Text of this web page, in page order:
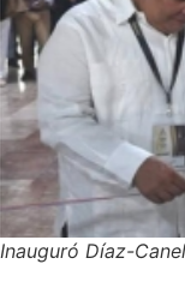
Inauguró Díaz-